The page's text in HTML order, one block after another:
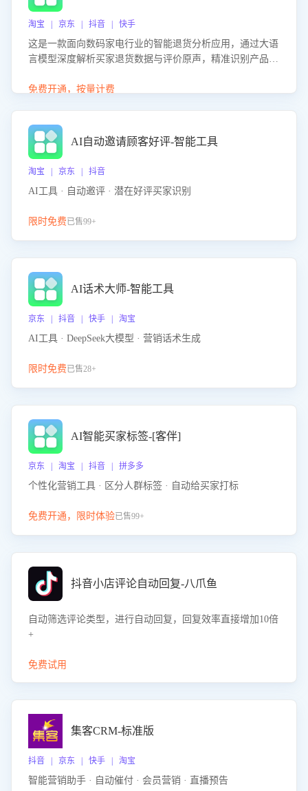
淘宝 | 京东 | 抖音 | 快手
这是一款面向数码家电行业的智能退货分析应用，通过大语
言模型深度解析买家退货数据与评价原声，精准识别产品质
改进建议，通过挖掘用户痛点驱动产品迭代，从根本上降低
免费开通，按量计费
AI自动邀请顾客好评-智能工具
淘宝 | 京东 | 抖音
AI工具 · 自动邀评 · 潜在好评买家识别
限时免费已售99+
AI话术大师-智能工具
京东 | 抖音 | 快手 | 淘宝
AI工具 · DeepSeek大模型 · 营销话术生成
限时免费已售28+
AI智能买家标签-[客伴]
京东 | 淘宝 | 抖音 | 拼多多
个性化营销工具 · 区分人群标签 · 自动给买家打标
免费开通，限时体验已售99+
抖音小店评论自动回复-八爪鱼
自动筛选评论类型，进行自动回复，回复效率直接增加10倍
+
免费试用
集客CRM-标准版
抖音 | 京东 | 快手 | 淘宝
智能营销助手 · 自动催付 · 会员营销 · 直播预告